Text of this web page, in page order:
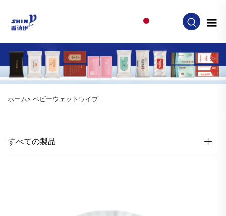
ホーム> ベビーウェットワイプ
すべての製品